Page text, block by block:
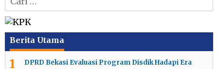
untuk:
Berita Utama
1
DPRD Bekasi Evaluasi Program Disdik Hadapi Era